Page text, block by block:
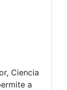
Ciencia
a